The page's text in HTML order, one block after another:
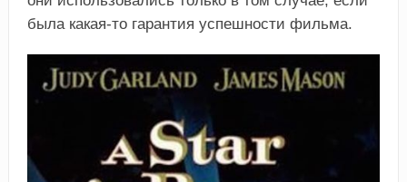
была какая-то гарантия успешности фильма.